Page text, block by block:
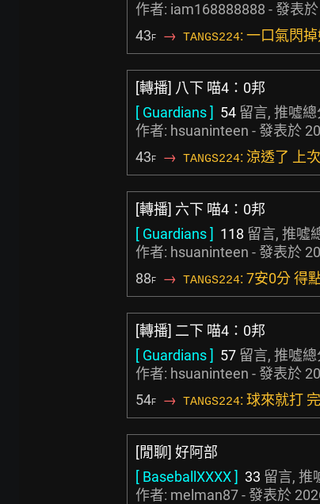
作者: iam168888888 - 發表於
43F → TANGS224: 一口氣閃
[轉播] 八下 喵4：0邦
[ Guardians ] 54 留言, 推噓總
作者: hsuaninteen - 發表於
43F → TANGS224: 涼透了 上
[轉播] 六下 喵4：0邦
[ Guardians ] 118 留言, 推噓
作者: hsuaninteen - 發表於
88F → TANGS224: 7安0分 得
[轉播] 二下 喵4：0邦
[ Guardians ] 57 留言, 推噓總
作者: hsuaninteen - 發表於
54F → TANGS224: 球來就打
[閒聊] 好阿部
[ BaseballXXXX ] 33 留言, 推
作者: melman87- 發表於